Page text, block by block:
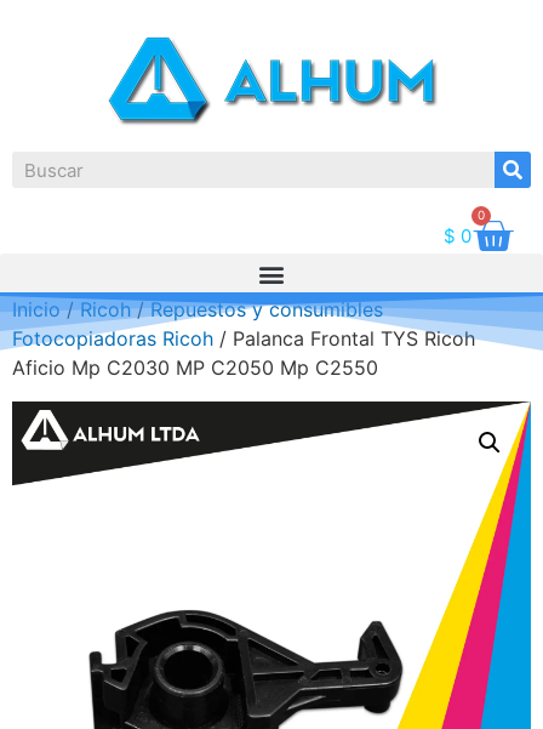
$ 0
0
Inicio/Ricoh/Repuestos y consumibles
Fotocopiadoras Ricoh / Palanca Frontal TYS Ricoh
Aficio Mp C2030 MP C2050 Mp C2550